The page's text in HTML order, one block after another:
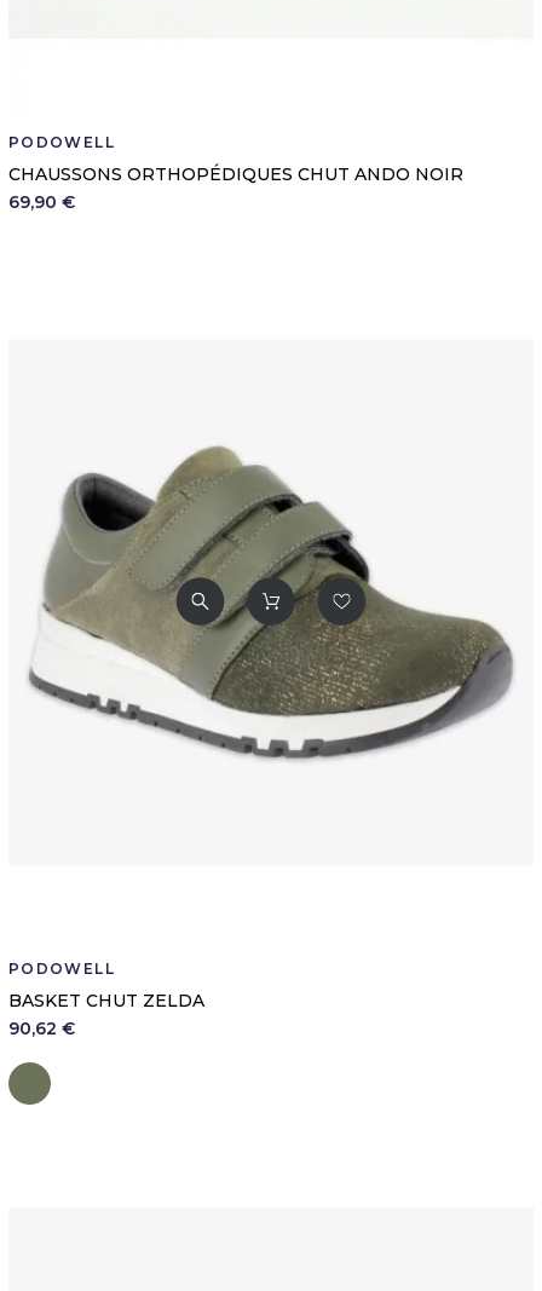
PODOWELL
CHAUSSONS ORTHOPÉDIQUES CHUT ANDO NOIR
69,90 €
PODOWELL
BASKET CHUT ZELDA
90,62 €
Kaki